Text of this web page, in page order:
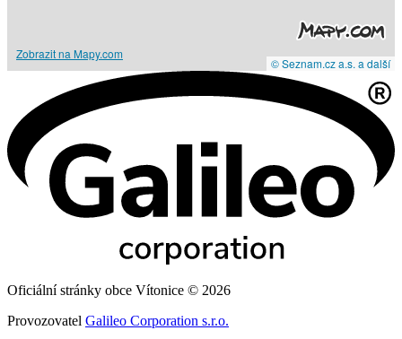
Zobrazit na Mapy.com
© Seznam.cz a.s. a další
Oficiální stránky obce Vítonice © 2026
Provozovatel Galileo Corporation s.r.o.